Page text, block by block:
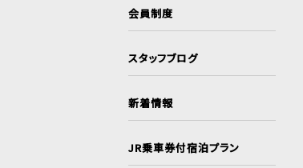
会員制度
スタッフブログ
新着情報
JR乗車券付宿泊プラン